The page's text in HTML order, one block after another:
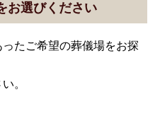
お選びください
たご希望の葬儀場をお探
。